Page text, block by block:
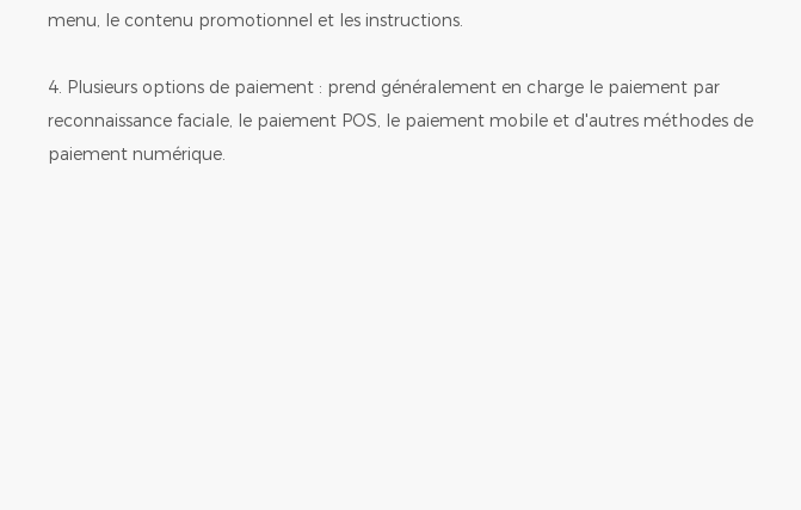
menu, le contenu promotionnel et les instructions.
4. Plusieurs options de paiement : prend généralement en charge le paiement par
reconnaissance faciale, le paiement POS, le paiement mobile et d'autres méthodes de
paiement numérique.